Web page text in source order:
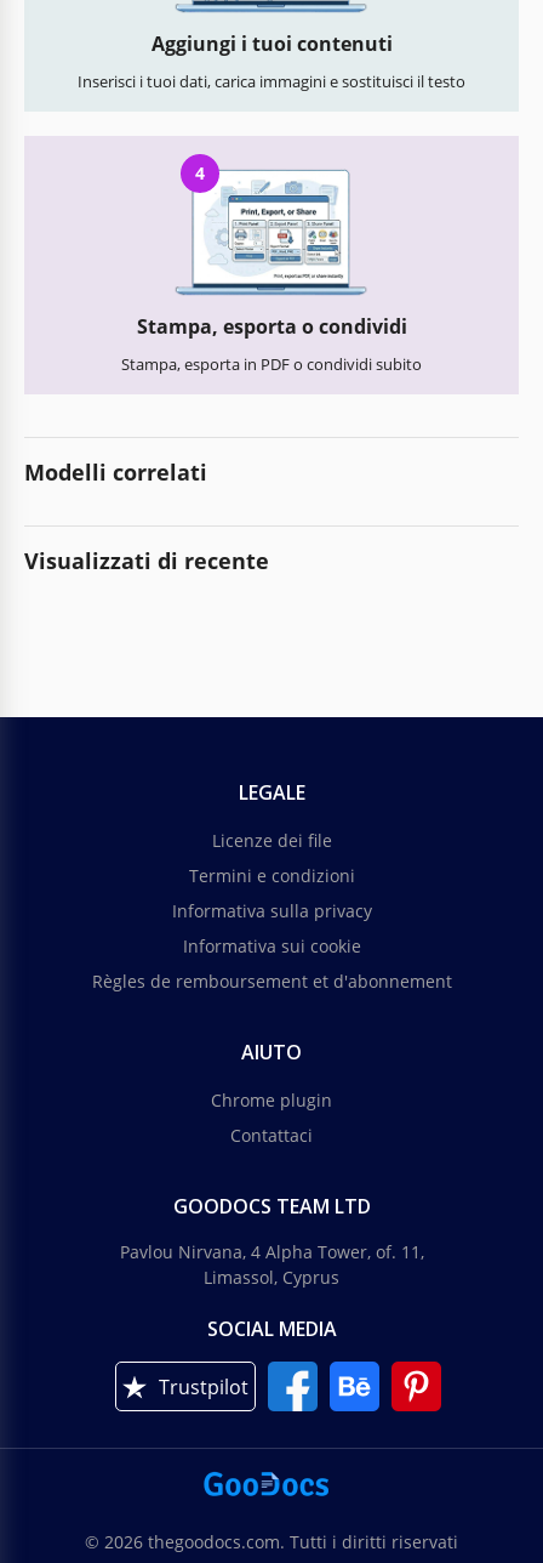
Aggiungi i tuoi contenuti
Inserisci i tuoi dati, carica immagini e sostituisci il testo
4
Stampa, esporta o condividi
Stampa, esporta in PDF o condividi subito
Modelli correlati
Visualizzati di recente
LEGALE
Licenze dei file
Termini e condizioni
Informativa sulla privacy
Informativa sui cookie
Règles de remboursement et d'abonnement
AIUTO
Chrome plugin
Contattaci
GOODOCS TEAM LTD
Pavlou Nirvana, 4 Alpha Tower, of. 11,
Limassol, Cyprus
SOCIAL MEDIA
Trustpilot
© 2026 thegoodocs.com. Tutti i diritti riservati